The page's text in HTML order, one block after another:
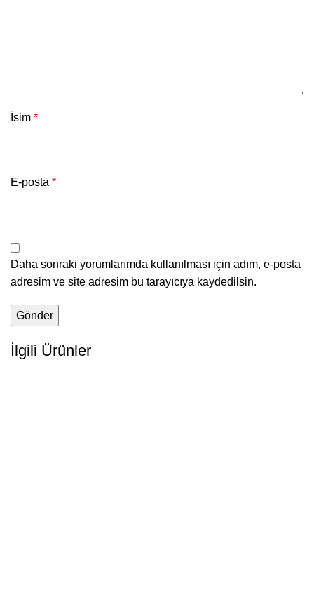
İsim *
E-posta *
Daha sonraki yorumlarımda kullanılması için adım, e-posta
adresim ve site adresim bu tarayıcıya kaydedilsin.
İlgili Ürünler